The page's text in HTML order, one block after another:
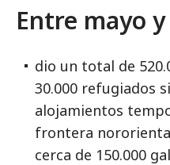
Entre mayo
dio un total de
30.000 refugiados
alojamientos
frontera
cerca de 150.000